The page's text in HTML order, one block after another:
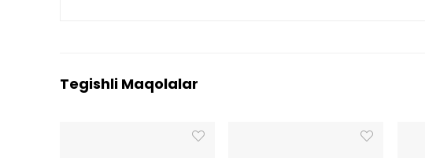
Tegishli Maqolalar